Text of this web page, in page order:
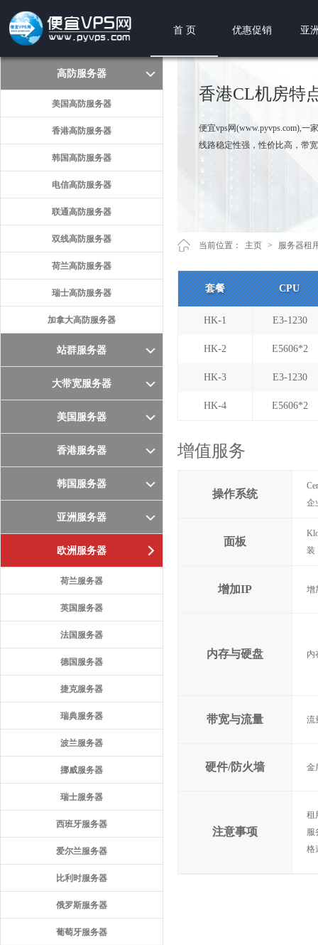
首 页 优惠促销 亚
高防服务器
美国高防服务器
香港高防服务器
韩国高防服务器
电信高防服务器
联通高防服务器
双线高防服务器
荷兰高防服务器
瑞士高防服务器
加拿大高防服务器
站群服务器
大带宽服务器
美国服务器
香港服务器
韩国服务器
亚洲服务器
欧洲服务器
荷兰服务器
英国服务器
法国服务器
德国服务器
捷克服务器
瑞典服务器
波兰服务器
挪威服务器
瑞士服务器
西班牙服务器
爱尔兰服务器
比利时服务器
俄罗斯服务器
葡萄牙服务器
香港CL机房特
便宜vps网(www.pyvps.com),
线路稳定性强，性价比高，带
当前位置： 主页 > 服务器租
套餐 CPU
HK-1 E3-1230
HK-2 E5606*2
HK-3 E3-1230
HK-4 E5606*2
增值服务
操作系统
企
面板
装
增加IP 增
内存与硬盘 内
带宽与流量 流
硬件/防火墙 金
注意事项
租
服
格